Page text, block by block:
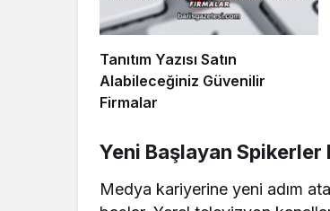
Tanıtım Yazısı Satın
Alabileceğiniz Güvenilir
Firmalar
Yeni Başlayan Spikerler
Medya kariyerine yeni adım